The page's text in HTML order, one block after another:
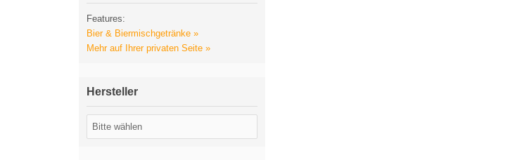
Features:
Bier & Biermischgetränke »
Mehr auf Ihrer privaten Seite »
Hersteller